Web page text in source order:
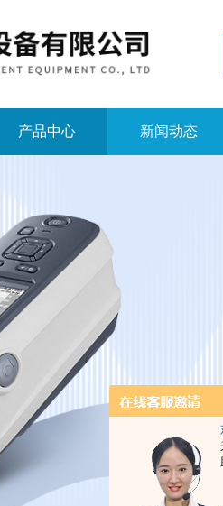
产品中心 新闻动态